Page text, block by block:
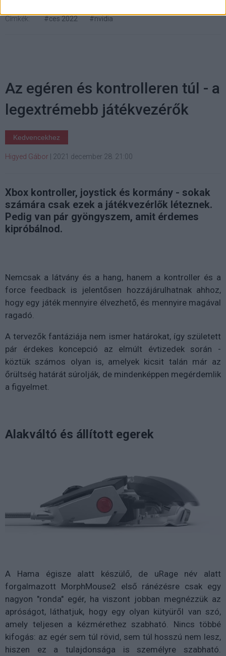
Címkék: #ces 2022 #nvidia
Az egéren és kontrolleren túl - a
legextrémebb játékvezérők
Kedvencekhez
Higyed Gábor 2021 december 28. 21:00
Xbox kontroller, joystick és kormány - sokak
számára csak ezek a játékvezérlők léteznek.
Pedig van pár gyöngyszem, amit érdemes
kipróbálnod.
Nemcsak a látvány és a hang, hanem a kontroller és a
force feedback is jelentősen hozzájárulhatnak ahhoz,
hogy egy játék mennyire élvezhető, és mennyire magával
ragadó.
A tervezők fantáziája nem ismer határokat, így született
pár érdekes koncepció az elmúlt évtizedek során -
köztük számos olyan is, amelyek kicsit talán már az
őrültség határát súrolják, de mindenképpen megérdemlik
a figyelmet.
Alakváltó és állított egerek
A Hama égisze alatt készülő, de uRage név alatt
forgalmazott MorphMouse2 első ránézésre csak egy
nagyon "ronda" egér, ha viszont jobban megnézzük az
apróságot, láthatjuk, hogy egy olyan kütyüről van szó,
amely teljesen a kézmérethez szabható. Nincs többé
kifogás: az egér sem túl rövid, sem túl hosszú nem lesz,
hiszen ez a tulajdonsága is személyre szabható.